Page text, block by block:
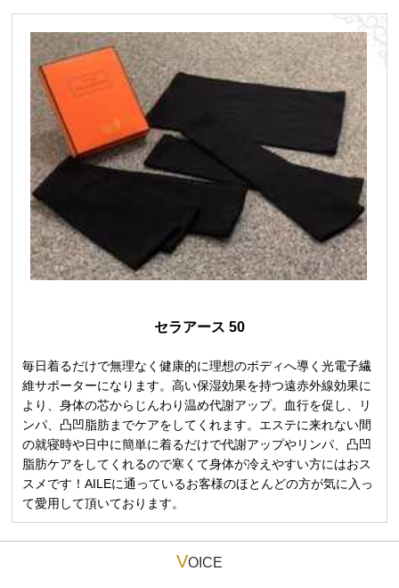
セラアース 50
毎日着るだけで無理なく健康的に理想のボディへ導く光電子繊
維サポーターになります。高い保湿効果を持つ遠赤外線効果に
より、身体の芯からじんわり温め代謝アップ。血行を促し、リ
ンパ、凸凹脂肪までケアをしてくれます。エステに来れない間
の就寝時や日中に簡単に着るだけで代謝アップやリンパ、凸凹
脂肪ケアをしてくれるので寒くて身体が冷えやすい方にはおス
スメです！AILEに通っているお客様のほとんどの方が気に入っ
て愛用して頂いております。
VOICE